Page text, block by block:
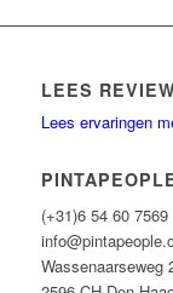
LEES
Lees ervaringen
(+31)6 54 60 7569
Wassenaarseweg